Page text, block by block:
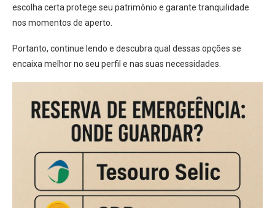
escolha certa protege seu patrimônio e garante tranquilidade
nos momentos de aperto.
Portanto, continue lendo e descubra qual dessas opções se
encaixa melhor no seu perfil e nas suas necessidades.